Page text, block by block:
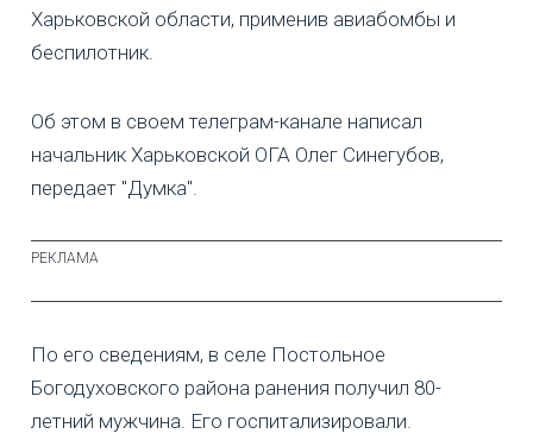
Харьковской области, применив авиабомбы и
беспилотник.
Об этом в своем телеграм-канале написал
начальник Харьковской ОГА Олег Синегубов,
передает "Думка".
По его сведениям, в селе Постольное
Богодуховского района ранения получил 80-
летний мужчина. Его госпитализировали.